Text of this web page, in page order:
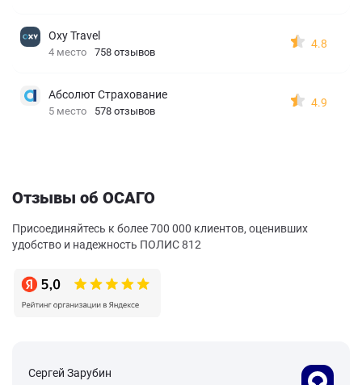
Oxy Travel
4 место 758 отзывов
4.8
Абсолют Страхование
5 место 578 отзывов
4.9
Отзывы об ОСАГО
Присоединяйтесь к более 700 000 клиентов, оценивших
удобство и надежность ПОЛИС 812
Сергей Зарубин